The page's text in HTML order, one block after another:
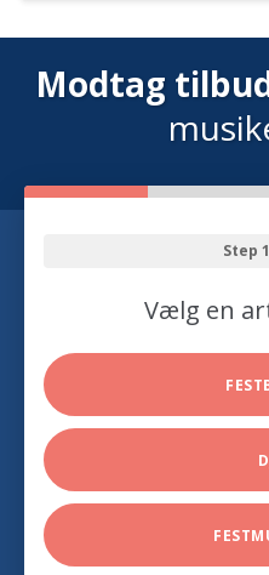
Modtag
Step 1
Vælg en